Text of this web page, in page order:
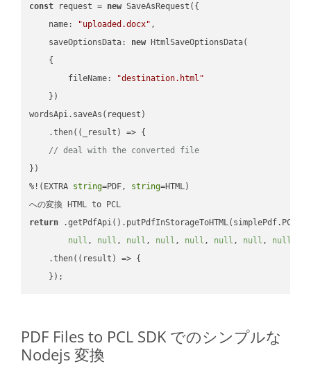
const request = new SaveAsRequest({
name: "uploaded.docx" ,
saveOptionsData: new HtmlSaveOptionsData(
    {
fileName:
"destination.html"
    })
wordsApi.saveAs(request)
    .then(
( _result ) => {
// deal with the converted file
})
%!(EXTRA string=PDF, string=HTML)
return
null , null , null , null , null , null , null , null
    .then(
( result ) => {
PDF Files to PCL SDK でのシンプルな
Nodejs 変換